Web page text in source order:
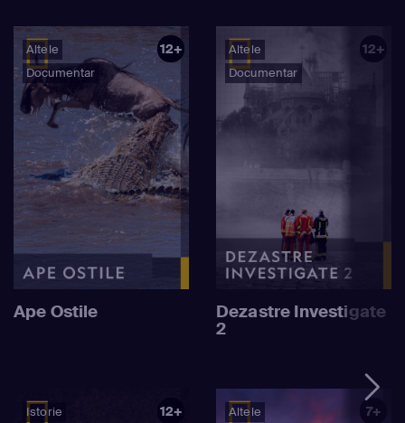
Altele
Documentar
12+
Ape Ostile
Altele
Documentar
12+
Dezastre Investigate
2
Istorie
12+
Altele
7+